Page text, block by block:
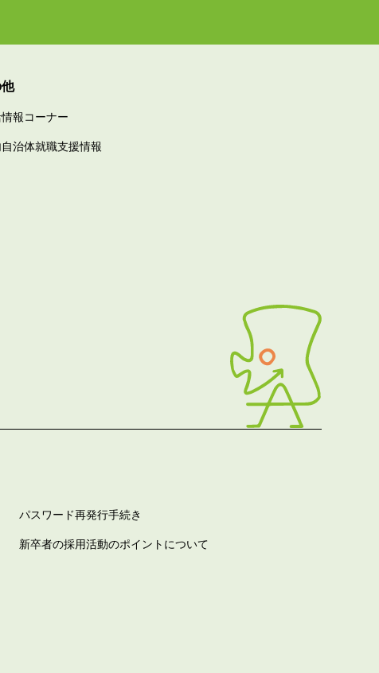
報コーナー
治体就職支援情報
パスワード再発行手続き
新卒者の採用活動のポイントについて